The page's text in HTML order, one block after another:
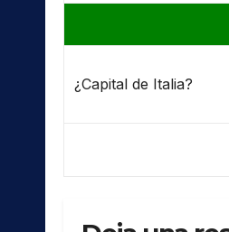
¿Capital de Italia?